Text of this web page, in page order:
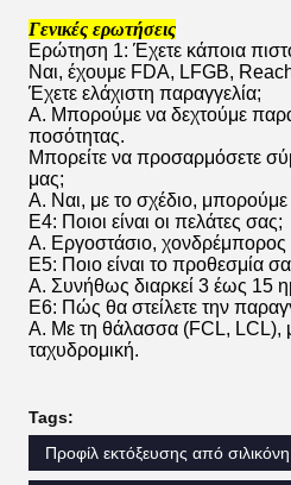
Γενικές ερωτήσεις
Ερώτηση 1: Έχετε κάποια
Ναι, έχουμε FDA, LFGB,
Έχετε ελάχιστη παραγγελία;
Α. Μπορούμε να δεχτούμε
ποσότητας.
Μπορείτε να προσαρμόσετε
μας;
Α. Ναι, με το σχέδιο,
Ε4: Ποιοι είναι οι πελάτες σας;
Α. Εργοστάσιο, χονδρέμπορος
Ε5: Ποιο είναι το προθεσμία
Α. Συνήθως διαρκεί 3 έως 15
Ε6: Πώς θα στείλετε την
Α. Με τη θάλασσα (FCL, LCL),
ταχυδρομική.
Tags:
Προφίλ εκτόξευσης από σιλικόνη